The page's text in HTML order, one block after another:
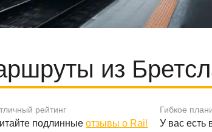
из
рейтинг
подлинныеотзывы о Rail
Гибкое
У вас есть